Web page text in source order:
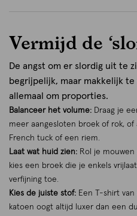
Vermijd de
De angst om er slordig uit te
begrijpelijk, maar makkelijk
allemaal om proporties.
Balanceer het volume: Draag je
meer aangesloten broek of rok,
French tuck of een riem.
Laat wat huid zien: Rol je
kies een broek die je enkels
verfijning toe.
Kies de juiste stof: Een T-shirt
katoen oogt altijd luxer dan een